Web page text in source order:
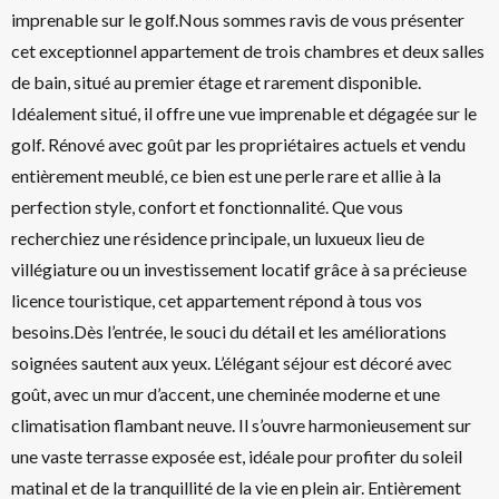
imprenable sur le golf.Nous sommes ravis de vous présenter
cet exceptionnel appartement de trois chambres et deux salles
de bain, situé au premier étage et rarement disponible.
Idéalement situé, il offre une vue imprenable et dégagée sur le
golf. Rénové avec goût par les propriétaires actuels et vendu
entièrement meublé, ce bien est une perle rare et allie à la
perfection style, confort et fonctionnalité. Que vous
recherchiez une résidence principale, un luxueux lieu de
villégiature ou un investissement locatif grâce à sa précieuse
licence touristique, cet appartement répond à tous vos
besoins.Dès l’entrée, le souci du détail et les améliorations
soignées sautent aux yeux. L’élégant séjour est décoré avec
goût, avec un mur d’accent, une cheminée moderne et une
climatisation flambant neuve. Il s’ouvre harmonieusement sur
une vaste terrasse exposée est, idéale pour profiter du soleil
matinal et de la tranquillité de la vie en plein air. Entièrement